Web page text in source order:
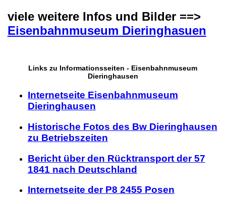
viele weitere Infos und Bilder ==>
Eisenbahnmuseum Dieringhasuen
Links zu Informationsseiten - Eisenbahnmuseum
Dieringhausen
Internetseite Eisenbahnmuseum
Dieringhausen
Historische Fotos des Bw Dieringhausen
zu Betriebszeiten
Bericht über den Rücktransport der 57
1841 nach Deutschland
Internetseite der P8 2455 Posen